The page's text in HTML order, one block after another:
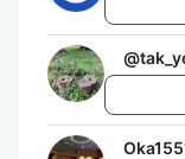
@